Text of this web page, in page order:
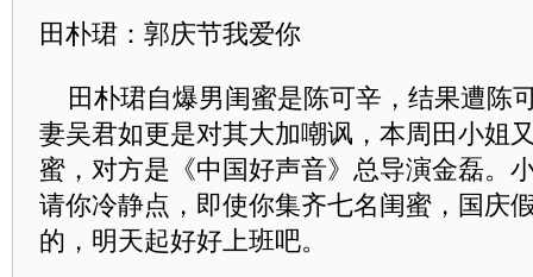
田朴珺：郭庆节我爱你
田朴珺自爆男闺蜜是陈可辛，结果遭陈
妻吴君如更是对其大加嘲讽，本周田小姐
蜜，对方是《中国好声音》总导演金磊。
请你冷静点，即使你集齐七名闺蜜，国庆
的，明天起好好上班吧。